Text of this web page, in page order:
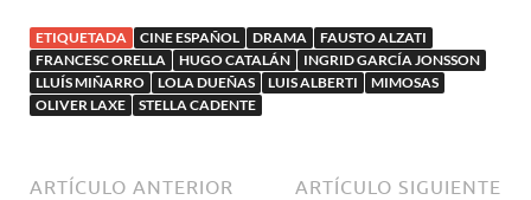
ETIQUETADA CINE ESPAÑOL DRAMA
FAUSTO ALZATI
FRANCESC ORELLA
HUGO CATALÁN
INGRID GARCÍA JONSSON
LLUÍS MIÑARRO
LOLA DUEÑAS LUIS ALBERTI
MIMOSAS
OLIVER LAXE
STELLA CADENTE
ARTÍCULO ANTERIOR ARTÍCULO SIGUIENTE